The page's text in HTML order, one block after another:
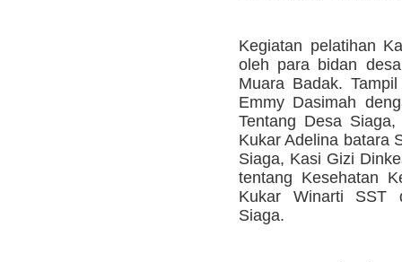
Kegiatan pelatihan
oleh para bidan
Muara Badak.
Emmy Dasimah
Tentang Desa
Kukar Adelina batara
Siaga, Kasi Gizi
tentang Kesehatan
Kukar Winarti SST
Siaga.